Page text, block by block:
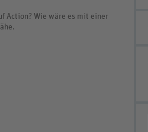
Action? Wie wäre es mit einer